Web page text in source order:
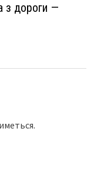
з дороги —